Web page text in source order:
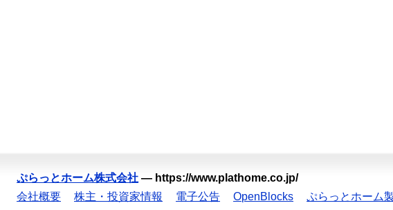
ぷらっとホーム株式会社 — https://www.plathome.co.jp/
会社概要
株主・投資家情報 電子公告 OpenBlocks ぷらっとホーム